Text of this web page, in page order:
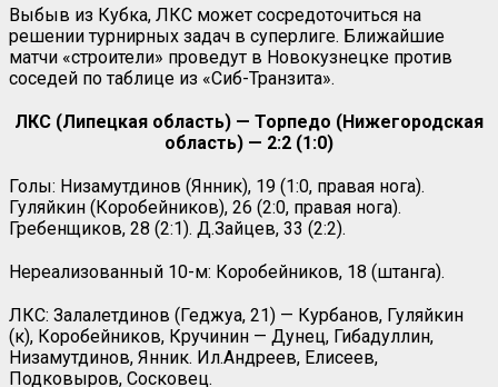
Выбыв из Кубка, ЛКС может сосредоточиться на
решении турнирных задач в суперлиге. Ближайшие
матчи «строители» проведут в Новокузнецке против
соседей по таблице из «Сиб-Транзита».
ЛКС (Липецкая область) — Торпедо (Нижегородская
область) — 2:2 (1:0)
Голы: Низамутдинов (Янник), 19 (1:0, правая нога).
Гуляйкин (Коробейников), 26 (2:0, правая нога).
Гребенщиков, 28 (2:1). Д.Зайцев, 33 (2:2).
Нереализованный 10-м: Коробейников, 18 (штанга).
ЛКС: Залалетдинов (Геджуа, 21) — Курбанов, Гуляйкин
(к), Коробейников, Кручинин — Дунец, Гибадуллин,
Низамутдинов, Янник. Ил.Андреев, Елисеев,
Подковыров, Сосковец.